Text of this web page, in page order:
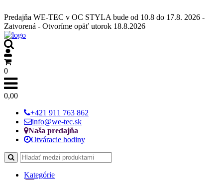
Predajňa WE-TEC v OC STYLA bude od 10.8 do 17.8. 2026 -
Zatvorená - Otvoríme opäť utorok 18.8.2026
0
0,00
+421 911 763 862
info@we-tec.sk
Naša predajňa
Otváracie hodiny
Kategórie